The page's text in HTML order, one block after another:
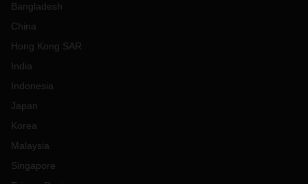
Bangladesh
China
Hong Kong SAR
India
Indonesia
Japan
Korea
Malaysia
Singapore